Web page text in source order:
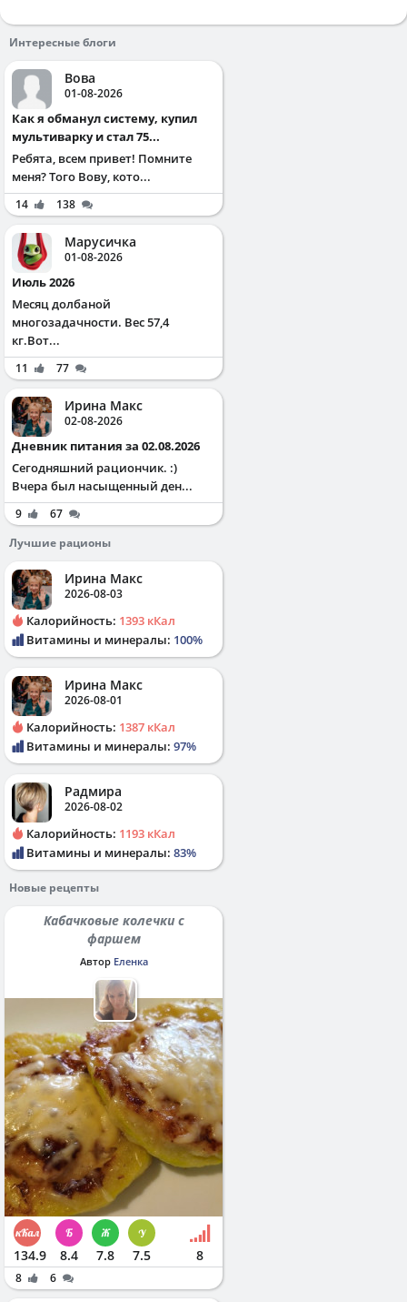
Интересные блоги
Вова
01-08-2026
Как я обманул систему, купил
мультиварку и стал 75...
Ребята, всем привет! Помните
меня? Того Вову, кото...
14 138
Марусичка
01-08-2026
Июль 2026
Месяц долбаной
многозадачности. Вес 57,4
кг.Вот...
11 77
Ирина Макс
02-08-2026
Дневник питания за 02.08.2026
Сегодняшний рациончик. :)
Вчера был насыщенный ден...
9
67
Лучшие рационы
Ирина Макс
2026-08-03
Калорийность: 1393 кКал
Витамины и минералы: 100%
Ирина Макс
2026-08-01
Калорийность: 1387 кКал
Витамины и минералы: 97%
Радмира
2026-08-02
Калорийность: 1193 кКал
Витамины и минералы: 83%
Новые рецепты
Кабачковые колечки с
фаршем
Автор Еленка
134.9 8.4 7.8 7.5 8
8 6